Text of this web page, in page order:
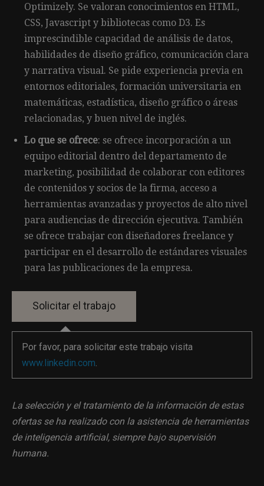
Optimizely. Se valoran conocimientos en HTML,
CSS, Javascript y bibliotecas como D3. Es
imprescindible capacidad de análisis de datos,
habilidades de diseño gráfico, comunicación clara
y narrativa visual. Se pide experiencia previa en
entornos editoriales, formación universitaria en
matemáticas, estadística, diseño gráfico o áreas
relacionadas, y buen nivel de inglés.
Lo que se ofrece: se ofrece incorporación a un
equipo editorial dentro del departamento de
marketing, posibilidad de colaborar con editores
de contenidos y socios de la firma, acceso a
herramientas avanzadas y proyectos de alto nivel
para audiencias de dirección ejecutiva. También
se ofrece trabajar con diseñadores freelance y
participar en el desarrollo de estándares visuales
para las publicaciones de la empresa.
Por favor, para solicitar este trabajo visita
www.linkedin.com.
La selección y el tratamiento de la información de estas
ofertas se ha realizado con la asistencia de herramientas
de inteligencia artificial, siempre bajo supervisión
humana.